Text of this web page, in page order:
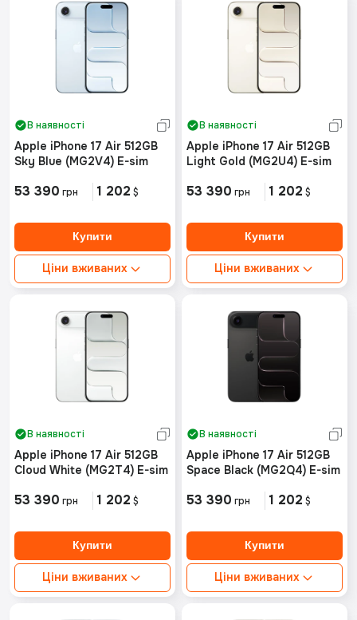
Хороший стан від:
Немає в наявності
Хороший стан від:
Немає в наявності
В наявності
Apple iPhone 17 Air 512GB
Sky Blue (MG2V4) E-sim
53 390 грн 1 202 $
Ціни вживаних
Ідеальний стан від:
Хороший стан від:
Немає в наявності
В наявності
Apple iPhone 17 Air 512GB
Light Gold (MG2U4) E-sim
53 390 грн 1 202 $
Ціни вживаних
Ідеальний стан від:
Хороший стан від:
Немає в наявності
В наявності
Apple iPhone 17 Air 512GB
Cloud White (MG2T4) E-sim
53 390 грн 1 202 $
Ціни вживаних
Ідеальний стан від:
В наявності
Apple iPhone 17 Air 512GB
Space Black (MG2Q4) E-sim
53 390 грн 1 202 $
Ціни вживаних
Ідеальний стан від: